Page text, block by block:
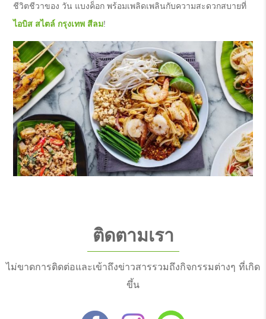
ชีวิตชีวาของ วัน แบงค็อก พร้อมเพลิดเพลินกับความสะดวกสบายที่
ไอบิส สไตล์ กรุงเทพ สีลม!
ติดตามเรา
ไม่ขาดการติดต่อและเข้าถึงข่าวสารรวมถึงกิจกรรมต่างๆ ที่เกิด
ขึ้น